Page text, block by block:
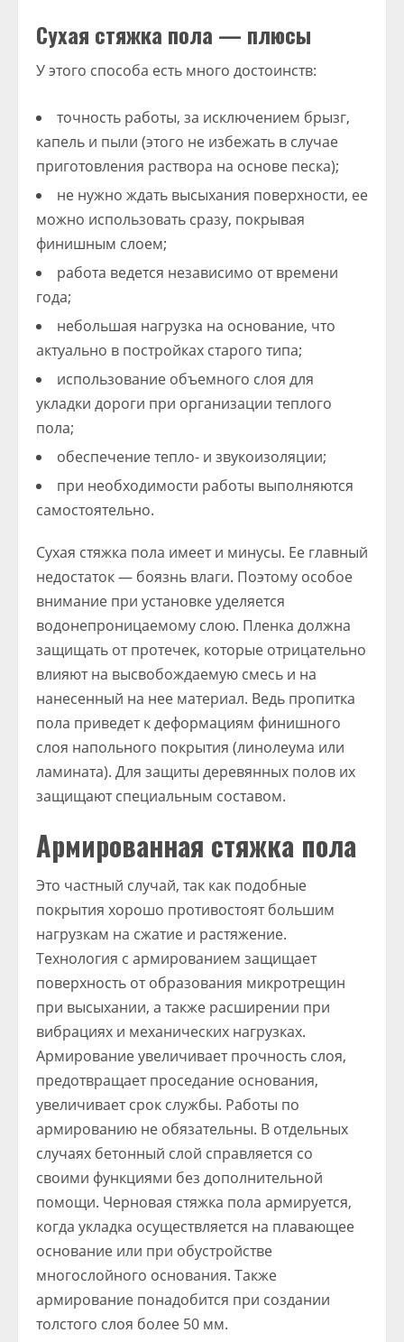
Сухая стяжка пола — плюсы
У этого способа есть много достоинств:
точность работы, за исключением брызг,
капель и пыли (этого не избежать в случае
приготовления раствора на основе песка);
не нужно ждать высыхания поверхности, ее
можно использовать сразу, покрывая
финишным слоем;
работа ведется независимо от времени
года;
небольшая нагрузка на основание, что
актуально в постройках старого типа;
использование объемного слоя для
укладки дороги при организации теплого
пола;
обеспечение тепло- и звукоизоляции;
при необходимости работы выполняются
самостоятельно.
Сухая стяжка пола имеет и минусы. Ее главный
недостаток — боязнь влаги. Поэтому особое
внимание при установке уделяется
водонепроницаемому слою. Пленка должна
защищать от протечек, которые отрицательно
влияют на высвобождаемую смесь и на
нанесенный на нее материал. Ведь пропитка
пола приведет к деформациям финишного
слоя напольного покрытия (линолеума или
ламината). Для защиты деревянных полов их
защищают специальным составом.
Армированная стяжка пола
Это частный случай, так как подобные
покрытия хорошо противостоят большим
нагрузкам на сжатие и растяжение.
Технология с армированием защищает
поверхность от образования микротрещин
при высыхании, а также расширении при
вибрациях и механических нагрузках.
Армирование увеличивает прочность слоя,
предотвращает проседание основания,
увеличивает срок службы. Работы по
армированию не обязательны. В отдельных
случаях бетонный слой справляется со
своими функциями без дополнительной
помощи. Черновая стяжка пола армируется,
когда укладка осуществляется на плавающее
основание или при обустройстве
многослойного основания. Также
армирование понадобится при создании
толстого слоя более 50 мм.